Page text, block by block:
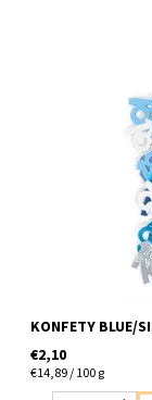
plastove konfety
KONFETY BLUE/
€2,10
€14,89 / 100 g